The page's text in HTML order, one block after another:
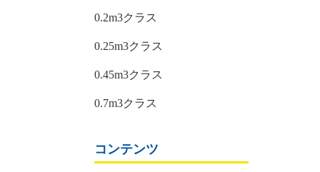
0.2m3クラス
0.25m3クラス
0.45m3クラス
0.7m3クラス
コンテンツ